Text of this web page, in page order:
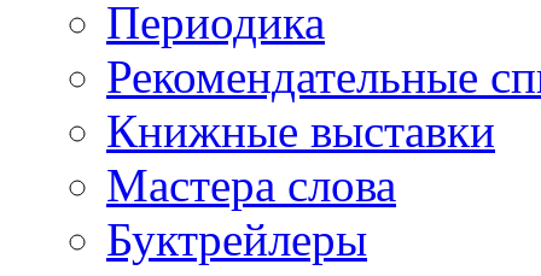
Периодика
Рекомендательные
Книжные выставки
Мастера слова
Буктрейлеры